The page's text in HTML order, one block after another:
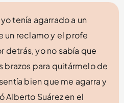
tenía agarrado a un
un reclamo y el profe
detrás, yo no sabía que
brazos para quitármelo de
bien que me agarra y
Alberto Suárez en el